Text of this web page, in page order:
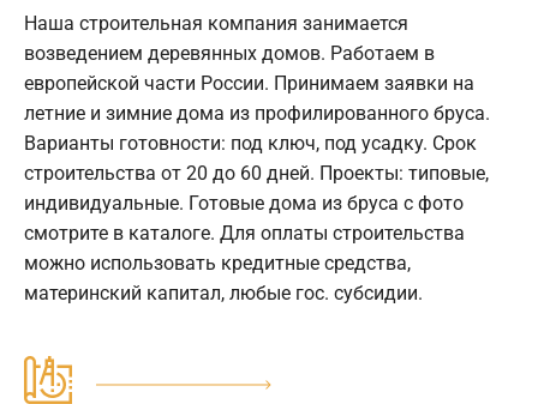
Наша строительная компания занимается
возведением деревянных домов. Работаем в
европейской части России. Принимаем заявки на
летние и зимние дома из профилированного бруса.
Варианты готовности: под ключ, под усадку. Срок
строительства от 20 до 60 дней. Проекты: типовые,
индивидуальные. Готовые дома из бруса с фото
смотрите в каталоге. Для оплаты строительства
можно использовать кредитные средства,
материнский капитал, любые гос. субсидии.